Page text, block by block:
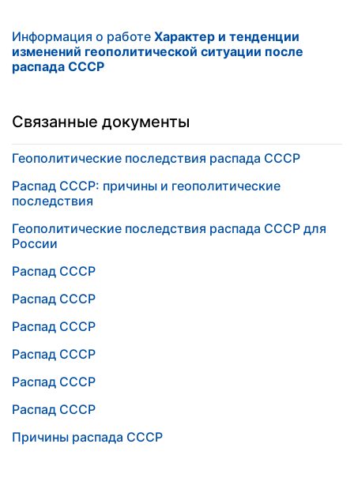
Информация о работе Характер и тенденции
изменений геополитической ситуации после
распада СССР
Связанные документы
Геополитические последствия распада СССР
Распад СССР: причины и геополитические
последствия
Геополитические последствия распада СССР для
России
Распад СССР
Распад СССР
Распад СССР
Распад СССР
Распад СССР
Распад СССР
Причины распада СССР